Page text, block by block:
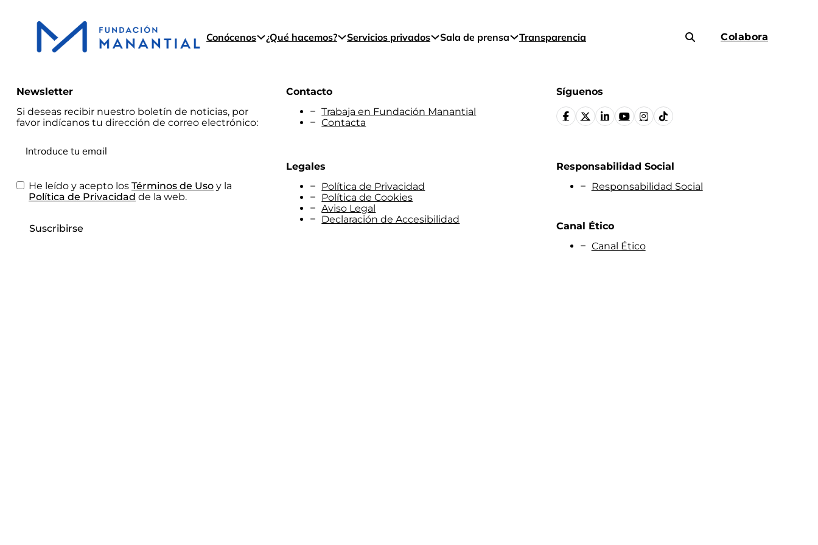
Conócenos ¿Qué hacemos? Servicios privados Sala de prensa Transparencia Colabora
Newsletter
Si deseas recibir nuestro boletín de noticias, por
favor indícanos tu dirección de correo electrónico:
He leído y acepto los Términos de Uso y la
Política de Privacidad de la web.
Suscribirse
Contacto
Trabaja en Fundación Manantial
Contacta
Legales
Política de Privacidad
Política de Cookies
Aviso Legal
Declaración de Accesibilidad
Síguenos
Responsabilidad Social
Responsabilidad Social
Canal Ético
Canal Ético